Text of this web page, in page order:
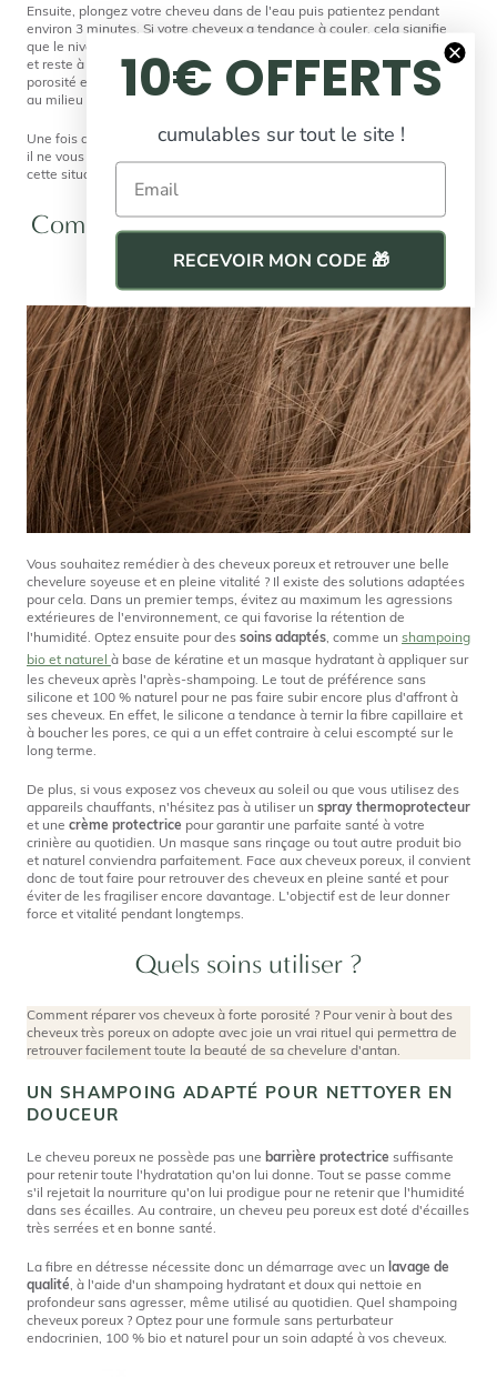
Ensuite, plongez votre cheveu dans de l'eau puis patientez pendant
environ 3 minutes. Si votre cheveux a tendance à couler, cela signifie
que le niveau de porosité de votre cheveu est élevé. Si le cheveu flotte
et reste à la surface, vous avez une porosité faible. Enfin, le niveau de
porosité est moyenne si le cheveu coule très légèrement et qu'il s'arrête
au milieu du verre.
Une fois que vous avez déterminé le degré de porosité de vos cheveux,
il ne vous reste plus qu'à appliquer les bons produits pour remédier à
cette situation et
Comment hydrater des cheveux poreux
?
Vous souhaitez remédier à des cheveux poreux et retrouver une belle
chevelure soyeuse et en pleine vitalité ? Il existe des solutions adaptées
pour cela. Dans un premier temps, évitez au maximum les agressions
extérieures de l'environnement, ce qui favorise la rétention de
l'humidité. Optez ensuite pour des soins adaptés , comme un shampoing
bio et naturel à base de kératine et un masque hydratant à appliquer sur
les cheveux après l'après-shampoing. Le tout de préférence sans
silicone et 100 % naturel pour ne pas faire subir encore plus d'affront à
ses cheveux. En effet, le silicone a tendance à ternir la fibre capillaire et
à boucher les pores, ce qui a un effet contraire à celui escompté sur le
long terme.
De plus, si vous exposez vos cheveux au soleil ou que vous utilisez des
appareils chauffants, n'hésitez pas à utiliser un spray thermoprotecteur
et une crème protectrice pour garantir une parfaite santé à votre
crinière au quotidien. Un masque sans rinçage ou tout autre produit bio
et naturel conviendra parfaitement. Face aux cheveux poreux, il convient
donc de tout faire pour retrouver des cheveux en pleine santé et pour
éviter de les fragiliser encore davantage. L'objectif est de leur donner
force et vitalité pendant longtemps.
Quels soins utiliser ?
Comment réparer vos cheveux à forte porosité ? Pour venir à bout des
cheveux très poreux on adopte avec joie un vrai rituel qui permettra de
retrouver facilement toute la beauté de sa chevelure d'antan.
UN SHAMPOING ADAPTÉ POUR NETTOYER EN
DOUCEUR
Le cheveu poreux ne possède pas une barrière protectrice suffisante
pour retenir toute l'hydratation qu'on lui donne. Tout se passe comme
s'il rejetait la nourriture qu'on lui prodigue pour ne retenir que l'humidité
dans ses écailles. Au contraire, un cheveu peu poreux est doté d'écailles
très serrées et en bonne santé.
La fibre en détresse nécessite donc un démarrage avec un lavage de
qualité , à l'aide d'un shampoing hydratant et doux qui nettoie en
profondeur sans agresser, même utilisé au quotidien. Quel shampoing
cheveux poreux ? Optez pour une formule sans perturbateur
endocrinien, 100 % bio et naturel pour un soin adapté à vos cheveux.
10€ OFFERTS
cumulables sur tout le site !
Email
RECEVOIR MON CODE 🎁